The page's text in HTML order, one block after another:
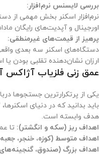
بررسی لایسنس نرم‌افزار:
نرم‌افزار اسکنر بخش مهمی از
اورجینال و آپدیت‌های رایگان
پرهیز از قیمت‌های غیرمنطقی:
دستگاه‌های اسکنر سه بعدی
ارزان نشان‌دهنده تقلبی بودن
عمق زنی فلزیاب آژاکس
یکی از پرتکرارترین جستجوها
باید بدانید که در دنیای
هدف وابسته است.
اهداف ریز (سکه و انگشتر): تا عمق 80 الی 120
اهداف متوسط (کوزه، خنجر،
اهداف بزرگ (صندوق،